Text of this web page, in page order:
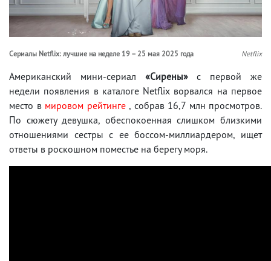
Сериалы Netflix: лучшие на неделе 19 – 25 мая 2025 года Netflix
Американский мини-сериал «Сирены»с первой же
недели появления в каталоге Netflix ворвался на первое
место в мировом рейтинге, собрав 16,7 млн просмотров.
По сюжету девушка, обеспокоенная слишком близкими
отношениями сестры с ее боссом-миллиардером, ищет
ответы в роскошном поместье на берегу моря.